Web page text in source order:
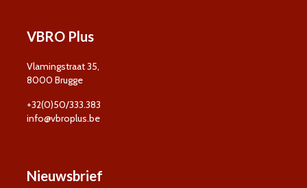
VBRO Plus
Vlamingstraat 35,
8000 Brugge
+32(0)50/333.383
info@vbroplus.be
Nieuwsbrief